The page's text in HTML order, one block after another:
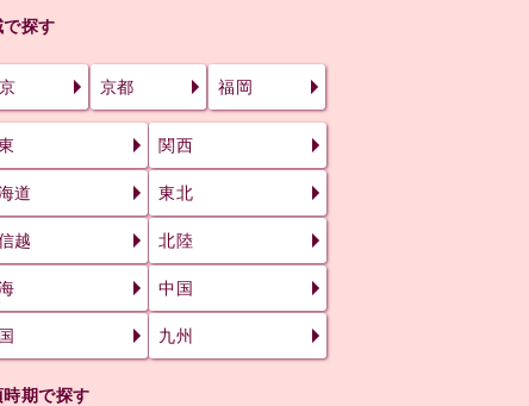
探す
京都 福岡
関西
道 東北
越 北陸
中国
九州
時期で探す